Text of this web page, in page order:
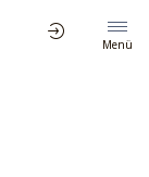
Menü